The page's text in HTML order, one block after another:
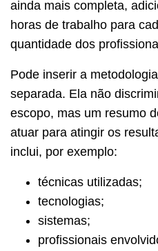
ainda mais completa,
horas de trabalho para
quantidade dos
Pode inserir a
separada. Ela não
escopo, mas um resumo
atuar para atingir os
inclui, por exemplo:
técnicas utilizadas;
tecnologias;
sistemas;
profissionais